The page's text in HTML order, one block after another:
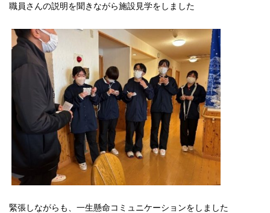
職員さんの説明を聞きながら施設見学をしました
緊張しながらも、一生懸命コミュニケーションをしました